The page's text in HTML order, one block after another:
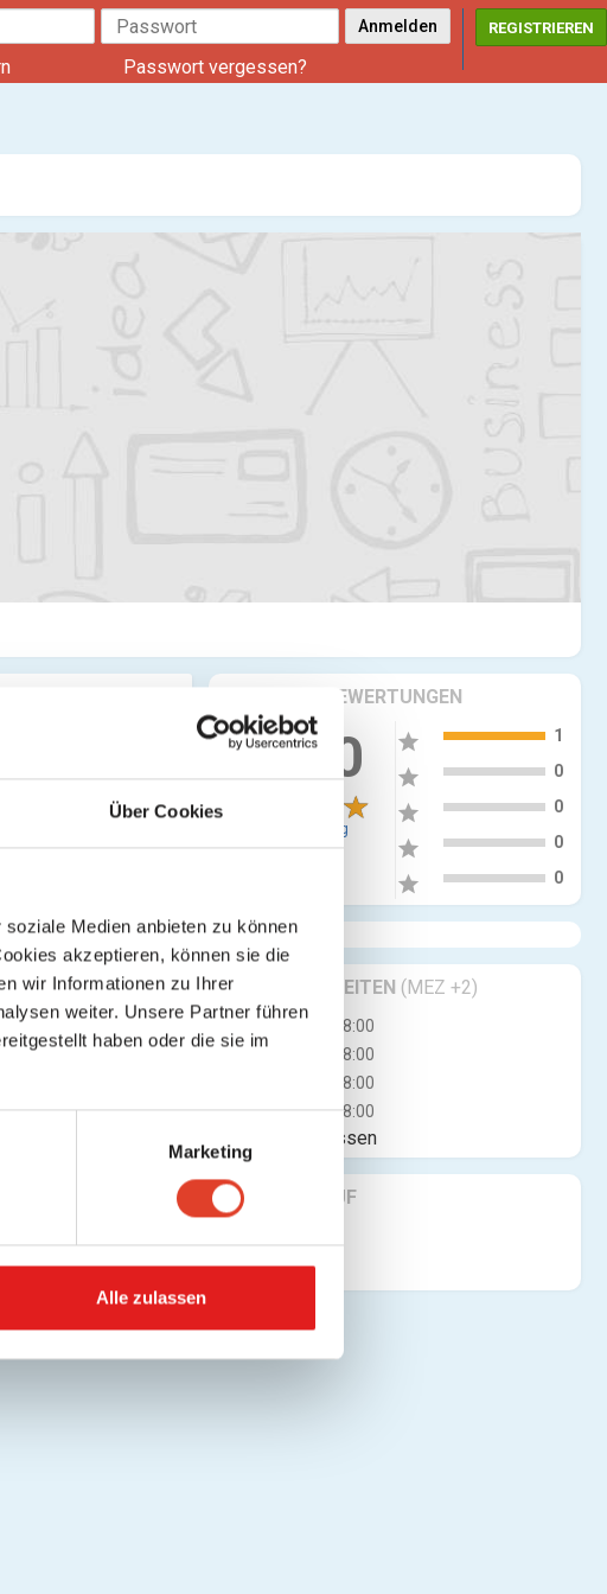
Über Cookies
Medien anbieten zu können
akzeptieren, können sie die
wir Informationen zu Ihrer
weiter. Unsere Partner führen
haben oder die sie im
Marketing
Alle zulassen
Passwort vergessen?
REGISTRIEREN
KRITIKEN & BEWERTUNGEN
5.00
1 Bewertung
star 1
star 0
star 0
star 0
star 0
GESCHÄFTSZEITEN (MEZ +2)
Mo
08:00 - 18:00
Di
08:00 - 18:00
08:00 - 18:00
Do
08:00 - 18:00
Jetzt geschlossen
FINDE UNS AUF